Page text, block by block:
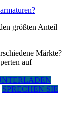
größten Anteil
Märkte?
auf
SPRECHEN SIE